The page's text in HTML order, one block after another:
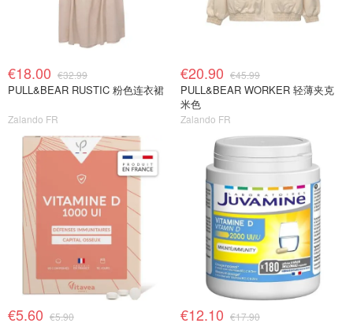
€18.00 €32.99
PULL&BEAR RUSTIC 粉色连衣裙
Zalando FR
€20.90 €45.99
PULL&BEAR WORKER 轻薄夹克
米色
Zalando FR
€5.60 €5.90 €12.10 €17.90